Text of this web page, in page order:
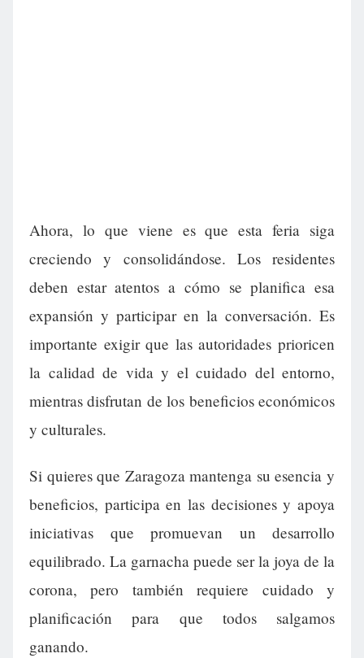
Ahora, lo que viene es que esta feria siga
creciendo y consolidándose. Los residentes
deben estar atentos a cómo se planifica esa
expansión y participar en la conversación. Es
importante exigir que las autoridades prioricen
la calidad de vida y el cuidado del entorno,
mientras disfrutan de los beneficios económicos
y culturales.
Si quieres que Zaragoza mantenga su esencia y
beneficios, participa en las decisiones y apoya
iniciativas que promuevan un desarrollo
equilibrado. La garnacha puede ser la joya de la
corona, pero también requiere cuidado y
planificación para que todos salgamos
ganando.